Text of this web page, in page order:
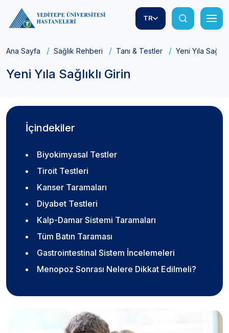
TR
Ana Sayfa Sağlık Rehberi Tanı & Testler Yeni Yıla
Yeni Yıla Sağlıklı Girin
İçindekiler
Biyokimyasal Testler
Tiroit Testleri
Kanser Taramaları
Diyabet Testleri
Kalp-Damar Sistemi Taramaları
Tüm Batın Taraması
Gastrointestinal Sistem İncelemeleri
Menopoz Sonrası Nelere Dikkat Edilmeli?